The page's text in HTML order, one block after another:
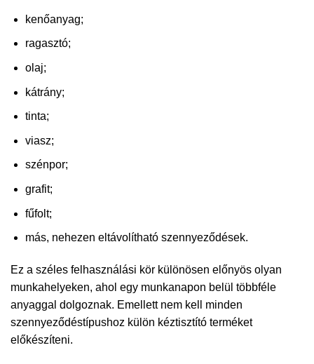
kenőanyag;
ragasztó;
olaj;
kátrány;
tinta;
viasz;
szénpor;
grafit;
fűfolt;
más, nehezen eltávolítható szennyeződések.
Ez a széles felhasználási kör különösen előnyös olyan
munkahelyeken, ahol egy munkanapon belül többféle
anyaggal dolgoznak. Emellett nem kell minden
szennyeződéstípushoz külön kéztisztító terméket
előkészíteni.